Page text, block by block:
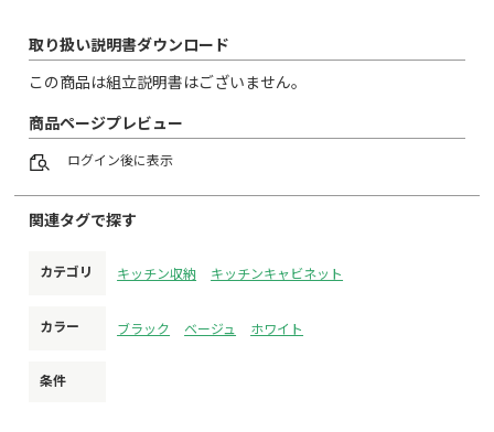
が「0」になった場合、
す。
ように作成しております。
登録はございません。
この商品は「オーダーメイド」となります。
※注文間違いも無いようにお願いいたします。
だくようお願いいたします。
取り扱い説明書ダウンロード
この商品は組立説明書はございません。
商品ページプレビュー
ログイン後に表示
関連タグで探す
カテゴリ キッチン収納 キッチンキャビネット
カラー ブラック ベージュ ホワイト
条件